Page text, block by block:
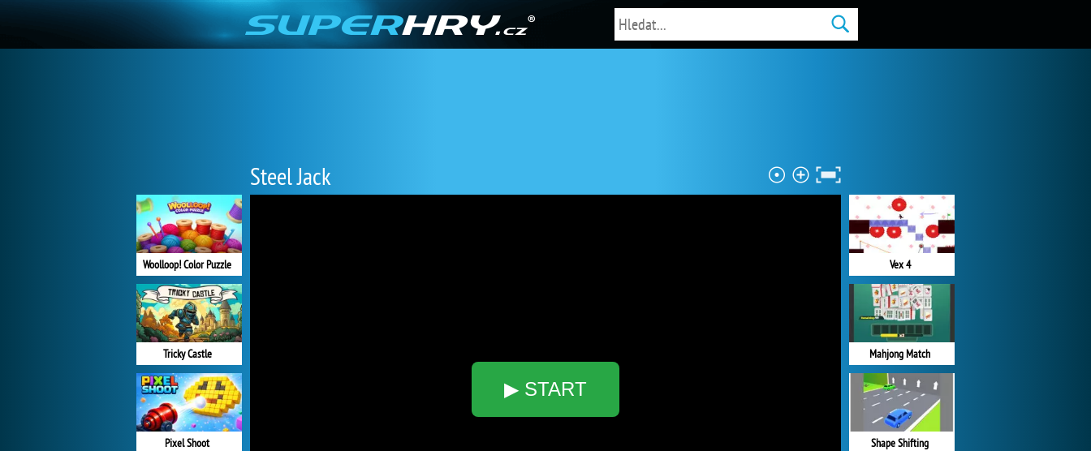
Steel Jack
▶ START
Woolloop! Color Puzzle
Tricky Castle
Pixel Shoot
Vex 4
Mahjong Match
Shape Shifting